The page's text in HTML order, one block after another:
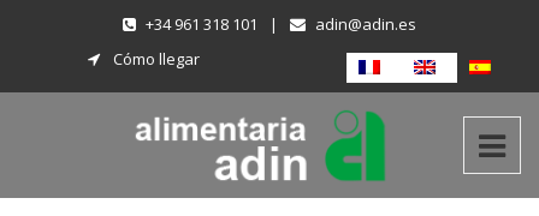
+34 961 318 101 |
adin@adin.es
Cómo llegar